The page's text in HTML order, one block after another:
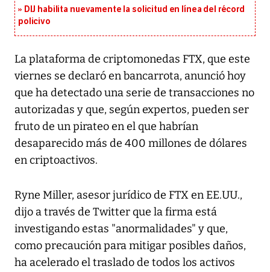
DIJ habilita nuevamente la solicitud en línea del récord
policivo
La plataforma de criptomonedas FTX, que este
viernes se declaró en bancarrota, anunció hoy
que ha detectado una serie de transacciones no
autorizadas y que, según expertos, pueden ser
fruto de un pirateo en el que habrían
desaparecido más de 400 millones de dólares
en criptoactivos.
Ryne Miller, asesor jurídico de FTX en EE.UU.,
dijo a través de Twitter que la firma está
investigando estas "anormalidades" y que,
como precaución para mitigar posibles daños,
ha acelerado el traslado de todos los activos